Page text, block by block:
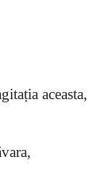
aceasta,